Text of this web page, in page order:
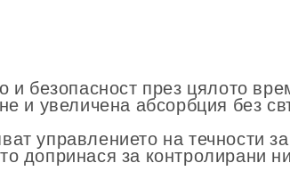
и безопасност през цялото
и увеличена абсорбция без
управлението на течности
допринася за контролирани